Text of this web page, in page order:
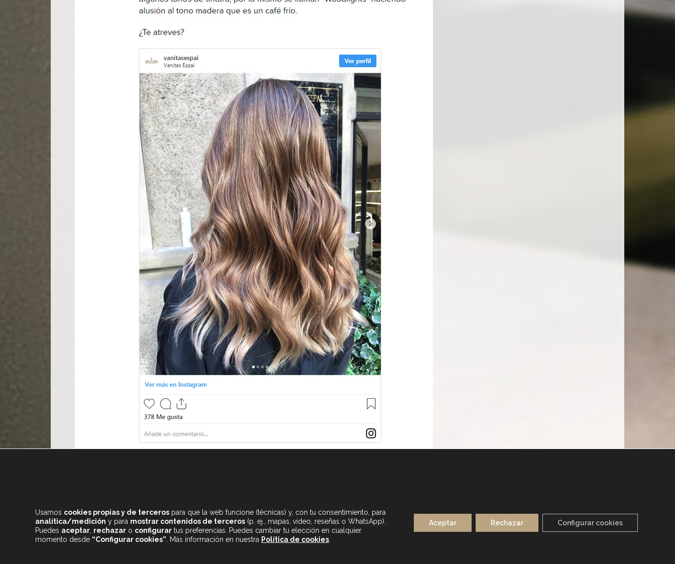
+34 933 682 555
LUNES A SÁBADO
Usamos cookies propias y de terceros para que la web funcione (técnicas) y, con tu consentimiento, para
analítica/medición y para mostrar contenidos de terceros (p. ej., mapas, vídeo, reseñas o WhatsApp).
Puedes aceptar rechazar o configurar tus preferencias. Puedes cambiar tu elección en cualquier
momento desde “Configurar cookies” . Más información en nuestra Política de cookies
Aceptar Rechazar Configurar cookies